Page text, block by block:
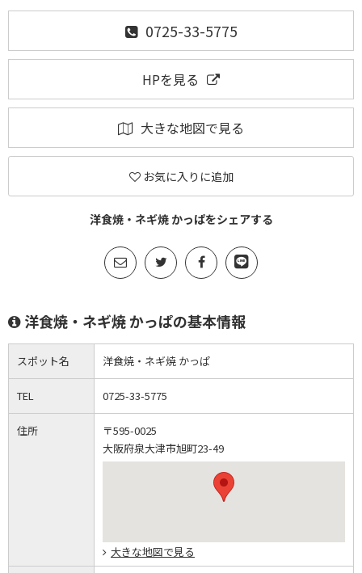
0725-33-5775
HPを見る
大きな地図で見る
お気に入りに追加
洋食焼・ネギ焼 かっぱをシェアする
洋食焼・ネギ焼 かっぱの基本情報
スポット名 洋食焼・ネギ焼 かっぱ
TEL 0725-33-5775
住所
〒595-0025
大阪府泉大津市旭町23-49
大きな地図で見る